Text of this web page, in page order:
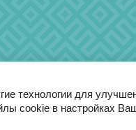
технологии для
cookie в настройках